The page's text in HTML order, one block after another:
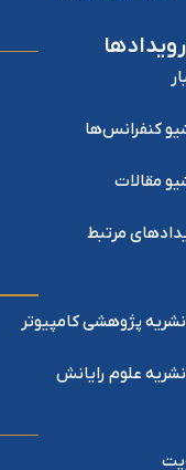
رویدادها
کنفرانس‌ها
مقالات
مرتبط
نشریه پژوهشی کامپیوتر
نشریه علوم رایانش